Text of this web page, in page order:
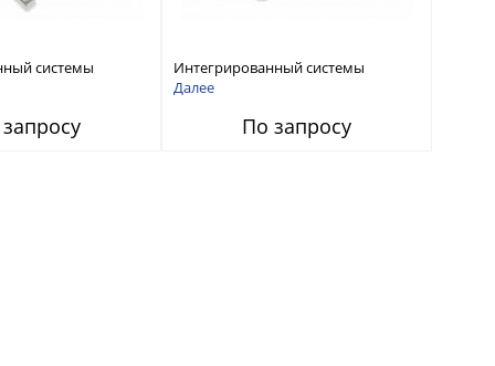
системы
помех RFТех
Интегрированный системы
защиты от ГНСС-помех RFТех
Далее
По запросу